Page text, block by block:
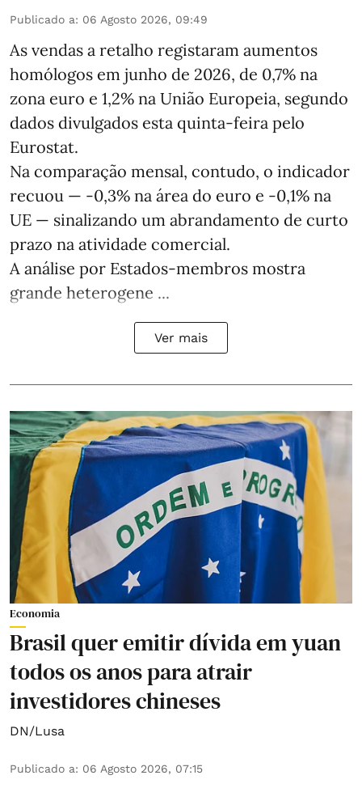
Publicado a: 06 Agosto 2026, 09:49
As vendas a retalho registaram aumentos
homólogos em junho de 2026, de 0,7% na
zona euro e 1,2% na União Europeia, segundo
dados divulgados esta quinta-feira pelo
Eurostat.
Na comparação mensal, contudo, o indicador
recuou — -0,3% na área do euro e -0,1% na
UE — sinalizando um abrandamento de curto
prazo na atividade comercial.
A análise por Estados‑membros mostra
grande heterogene ...
Ver mais
Economia
Brasil quer emitir dívida em yuan
todos os anos para atrair
investidores chineses
DN/Lusa
Publicado a: 06 Agosto 2026, 07:15